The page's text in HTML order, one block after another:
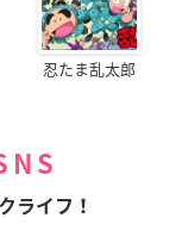
忍たま乱太郎
ライフ！